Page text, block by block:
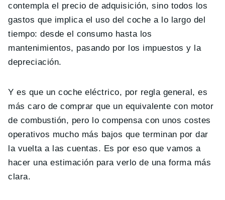
contempla el precio de adquisición, sino todos los
gastos que implica el uso del coche a lo largo del
tiempo: desde el consumo hasta los
mantenimientos, pasando por los impuestos y la
depreciación.
Y es que un coche eléctrico, por regla general, es
más caro de comprar que un equivalente con motor
de combustión, pero lo compensa con unos costes
operativos mucho más bajos que terminan por dar
la vuelta a las cuentas. Es por eso que vamos a
hacer una estimación para verlo de una forma más
clara.